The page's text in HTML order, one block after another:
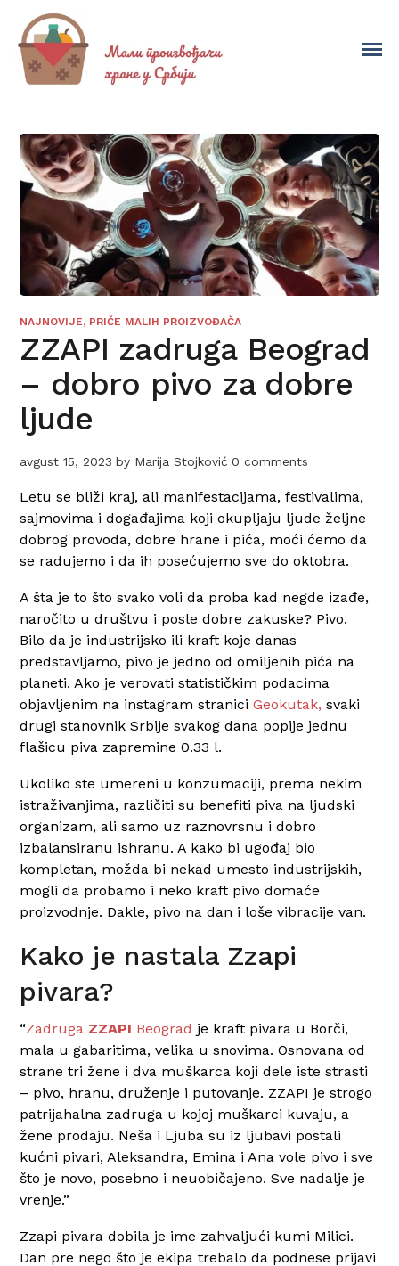
NAJNOVIJE, PRIČE MALIH PROIZVOĐAČA
ZZAPI zadruga Beograd
– dobro pivo za dobre
ljude
avgust 15, 2023 by Marija Stojković 0 comments
Letu se bliži kraj, ali manifestacijama, festivalima,
sajmovima i događajima koji okupljaju ljude željne
dobrog provoda, dobre hrane i pića, moći ćemo da
se radujemo i da ih posećujemo sve do oktobra.
A šta je to što svako voli da proba kad negde izađe,
naročito u društvu i posle dobre zakuske? Pivo.
Bilo da je industrijsko ili kraft koje danas
predstavljamo, pivo je jedno od omiljenih pića na
planeti. Ako je verovati statističkim podacima
objavljenim na instagram straniciGeokutak, svaki
drugi stanovnik Srbije svakog dana popije jednu
flašicu piva zapremine 0.33 l.
Ukoliko ste umereni u konzumaciji, prema nekim
istraživanjima, različiti su benefiti piva na ljudski
organizam, ali samo uz raznovrsnu i dobro
izbalansiranu ishranu. A kako bi ugođaj bio
kompletan, možda bi nekad umesto industrijskih,
mogli da probamo i neko kraft pivo domaće
proizvodnje. Dakle, pivo na dan i loše vibracije van.
Kako je nastala Zzapi
pivara?
“Zadruga ZZAPI Beograd je kraft pivara u Borči,
mala u gabaritima, velika u snovima. Osnovana od
strane tri žene i dva muškarca koji dele iste strasti
– pivo, hranu, druženje i putovanje. ZZAPI je strogo
patrijahalna zadruga u kojoj muškarci kuvaju, a
žene prodaju. Neša i Ljuba su iz ljubavi postali
kućni pivari, Aleksandra, Emina i Ana vole pivo i sve
što je novo, posebno i neuobičajeno. Sve nadalje je
vrenje.”
Zzapi pivara dobila je ime zahvaljući kumi Milici.
Dan pre nego što je ekipa trebalo da podnese prijavi